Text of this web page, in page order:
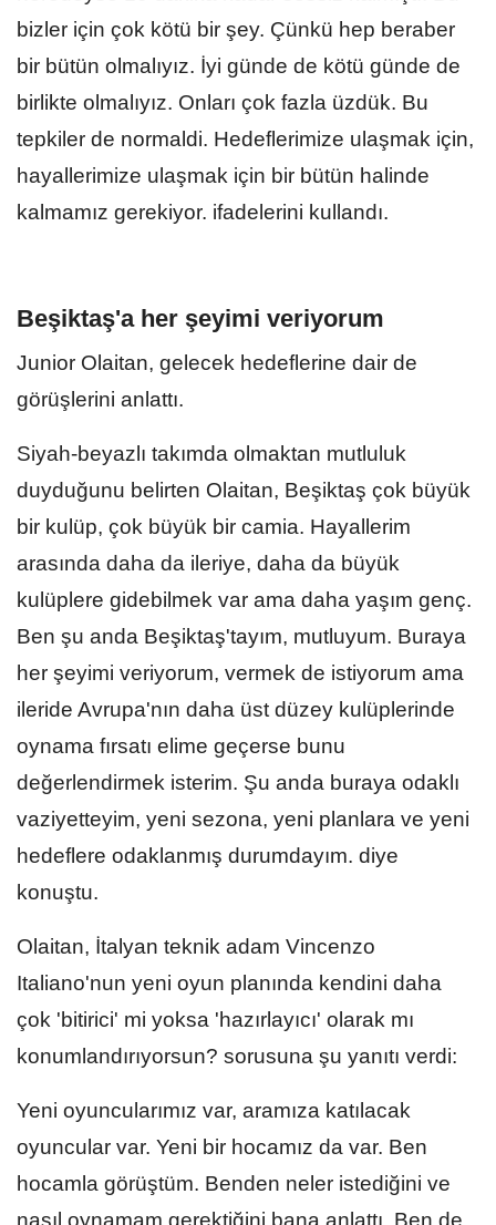
bizler için çok kötü bir şey. Çünkü hep beraber
bir bütün olmalıyız. İyi günde de kötü günde de
birlikte olmalıyız. Onları çok fazla üzdük. Bu
tepkiler de normaldi. Hedeflerimize ulaşmak için,
hayallerimize ulaşmak için bir bütün halinde
kalmamız gerekiyor. ifadelerini kullandı.
Beşiktaş'a her şeyimi veriyorum
Junior Olaitan, gelecek hedeflerine dair de
görüşlerini anlattı.
Siyah-beyazlı takımda olmaktan mutluluk
duyduğunu belirten Olaitan, Beşiktaş çok büyük
bir kulüp, çok büyük bir camia. Hayallerim
arasında daha da ileriye, daha da büyük
kulüplere gidebilmek var ama daha yaşım genç.
Ben şu anda Beşiktaş'tayım, mutluyum. Buraya
her şeyimi veriyorum, vermek de istiyorum ama
ileride Avrupa'nın daha üst düzey kulüplerinde
oynama fırsatı elime geçerse bunu
değerlendirmek isterim. Şu anda buraya odaklı
vaziyetteyim, yeni sezona, yeni planlara ve yeni
hedeflere odaklanmış durumdayım. diye
konuştu.
Olaitan, İtalyan teknik adam Vincenzo
Italiano'nun yeni oyun planında kendini daha
çok 'bitirici' mi yoksa 'hazırlayıcı' olarak mı
konumlandırıyorsun? sorusuna şu yanıtı verdi:
Yeni oyuncularımız var, aramıza katılacak
oyuncular var. Yeni bir hocamız da var. Ben
hocamla görüştüm. Benden neler istediğini ve
nasıl oynamam gerektiğini bana anlattı. Ben de